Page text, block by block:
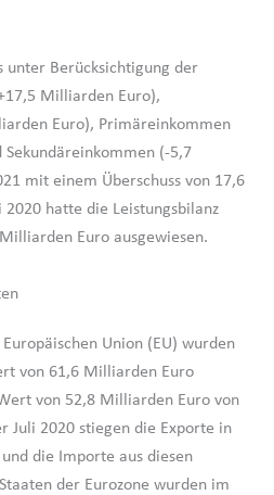
unter Berücksichtigung der
Milliarden Euro),
Euro), Primäreinkommen
(-5,7
mit einem Überschuss von 17,6
hatte die Leistungsbilanz
Euro ausgewiesen.
Union (EU) wurden
von 61,6 Milliarden Euro
von 52,8 Milliarden Euro von
Juli 2020 stiegen die Exporte in
die Importe aus diesen
der Eurozone wurden im